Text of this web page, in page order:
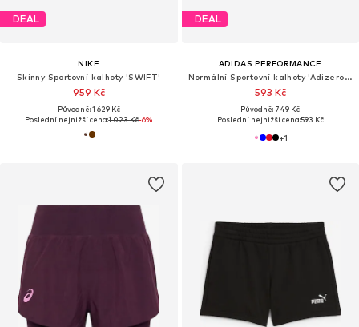
DEAL
NIKE
Skinny Sportovní kalhoty 'SWIFT'
959 Kč
Původně: 1 629 Kč
Poslední nejnižší cena:1 023 Kč-6%
DEAL
ADIDAS PERFORMANCE
Normální Sportovní kalhoty 'Adizero Essentials'
593 Kč
Původně: 749 Kč
Poslední nejnižší cena:593 Kč
+1